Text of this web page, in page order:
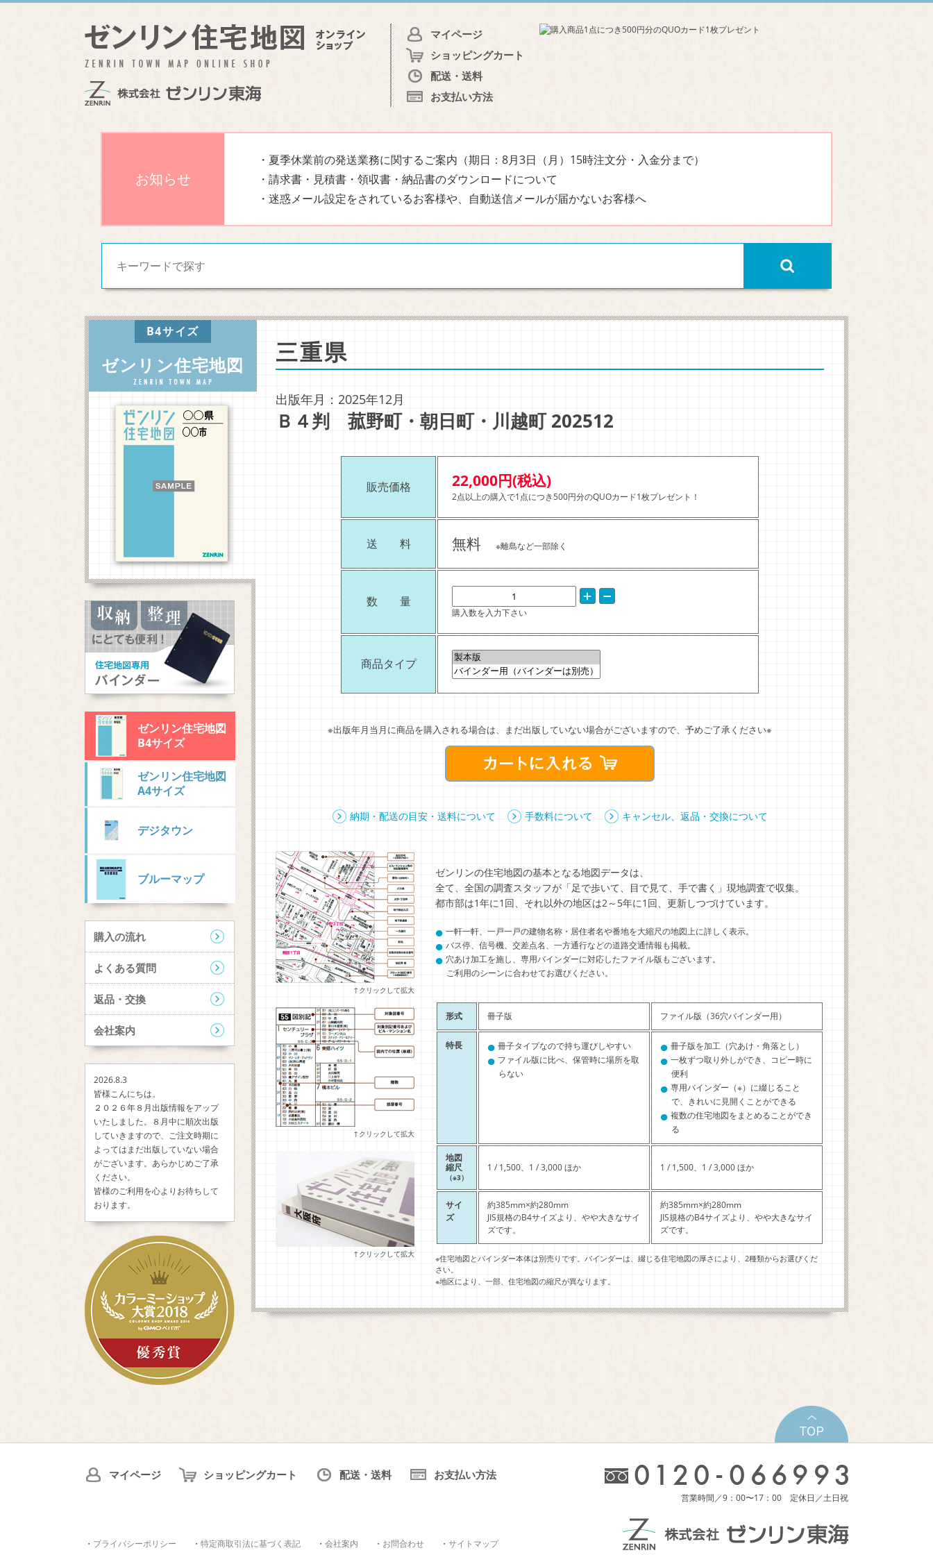
マイページ
ショッピングカート
配送・送料
お支払い方法
お知らせ
・夏季休業前の発送業務に関するご案内（期日：8月3日（月）15時注文分・入金分まで）
・請求書・見積書・領収書・納品書のダウンロードについて
・迷惑メール設定をされているお客様や、自動送信メールが届かないお客様へ
B4サイズ
ゼンリン住宅地図
ゼンリン住宅地図
B4サイズ
ゼンリン住宅地図
A4サイズ
デジタウン
ブルーマップ
購入の流れ
よくある質問
返品・交換
会社案内
2026.8.3
皆様こんにちは。
２０２６年８月出版情報をアップ
いたしました。８月中に順次出版
していきますので、ご注文時期に
よってはまだ出版していない場合
がございます。あらかじめご了承
ください。
皆様のご利用を心よりお待ちして
おります。
三重県
出版年月：2025年12月
Ｂ４判 菰野町・朝日町・川越町 202512
販売価格 22,000円(税込)
2点以上の購入で1点につき500円分のQUOカード1枚プレゼント！
送 料 無料 ※離島など一部除く
数 量
購入数を入力下さい
商品タイプ
※出版年月当月に商品を購入される場合は、まだ出版していない場合がございますので、予めご了承ください※
納期・配送の目安・送料について 手数料について キャンセル、返品・交換について
↑クリックして拡大
↑クリックして拡大
↑クリックして拡大
ゼンリンの住宅地図の基本となる地図データは、
全て、全国の調査スタッフが「足で歩いて、目で見て、手で書く」現地調査で収集。
都市部は1年に1回、それ以外の地区は2～5年に1回、更新しつづけています。
● 一軒一軒、一戸一戸の建物名称・居住者名や番地を大縮尺の地図上に詳しく表示。
● バス停、信号機、交差点名、一方通行などの道路交通情報も掲載。
● 穴あけ加工を施し、専用バインダーに対応したファイル版もございます。
ご利用のシーンに合わせてお選びください。
形式 冊子版 ファイル版（36穴バインダー用）
特長 ● 冊子タイプなので持ち運びしやすい
● ファイル版に比べ、保管時に場所を取
らない
● 冊子版を加工（穴あけ・角落とし）
● 一枚ずつ取り外しができ、コピー時に
便利
● 専用バインダー（※）に綴じること
で、きれいに見開くことができる
● 複数の住宅地図をまとめることができ
る
地図
縮尺
（※3）
1 / 1,500、1 / 3,000 ほか 1 / 1,500、1 / 3,000 ほか
サイ
ズ
約385mm×約280mm
JIS規格のB4サイズより、やや大きなサイ
ズです。
約385mm×約280mm
JIS規格のB4サイズより、やや大きなサイ
ズです。
※住宅地図とバインダー本体は別売りです。バインダーは、綴じる住宅地図の厚さにより、2種類からお選びくだ
さい。
※地区により、一部、住宅地図の縮尺が異なります。
マイページ ショッピングカート 配送・送料 お支払い方法
・ プライバシーポリシー ・ 特定商取引法に基づく表記 ・ 会社案内 ・ お問合わせ ・ サイトマップ
営業時間／9：00〜17：00 定休日／土日祝